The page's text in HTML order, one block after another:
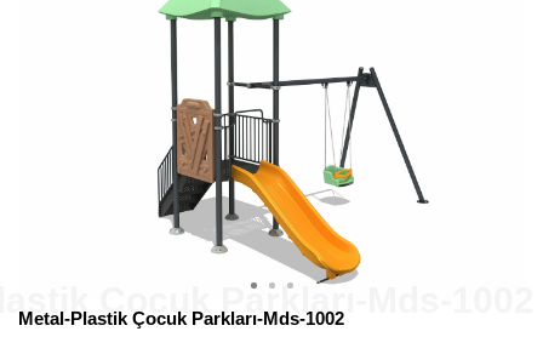
Metal-Plastik Çocuk Parkları-Mds-1002